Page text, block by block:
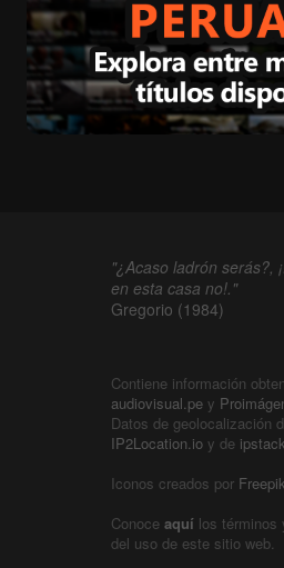
"¿Acaso ladrón serás?,
en esta casa no!."
Gregorio (1984)
Contiene información
audiovisual.pe y
Datos de geolocalización
IP2Location.io y de
Iconos creados por Freepik
Conoce aquí los términos
del uso de este sitio web.